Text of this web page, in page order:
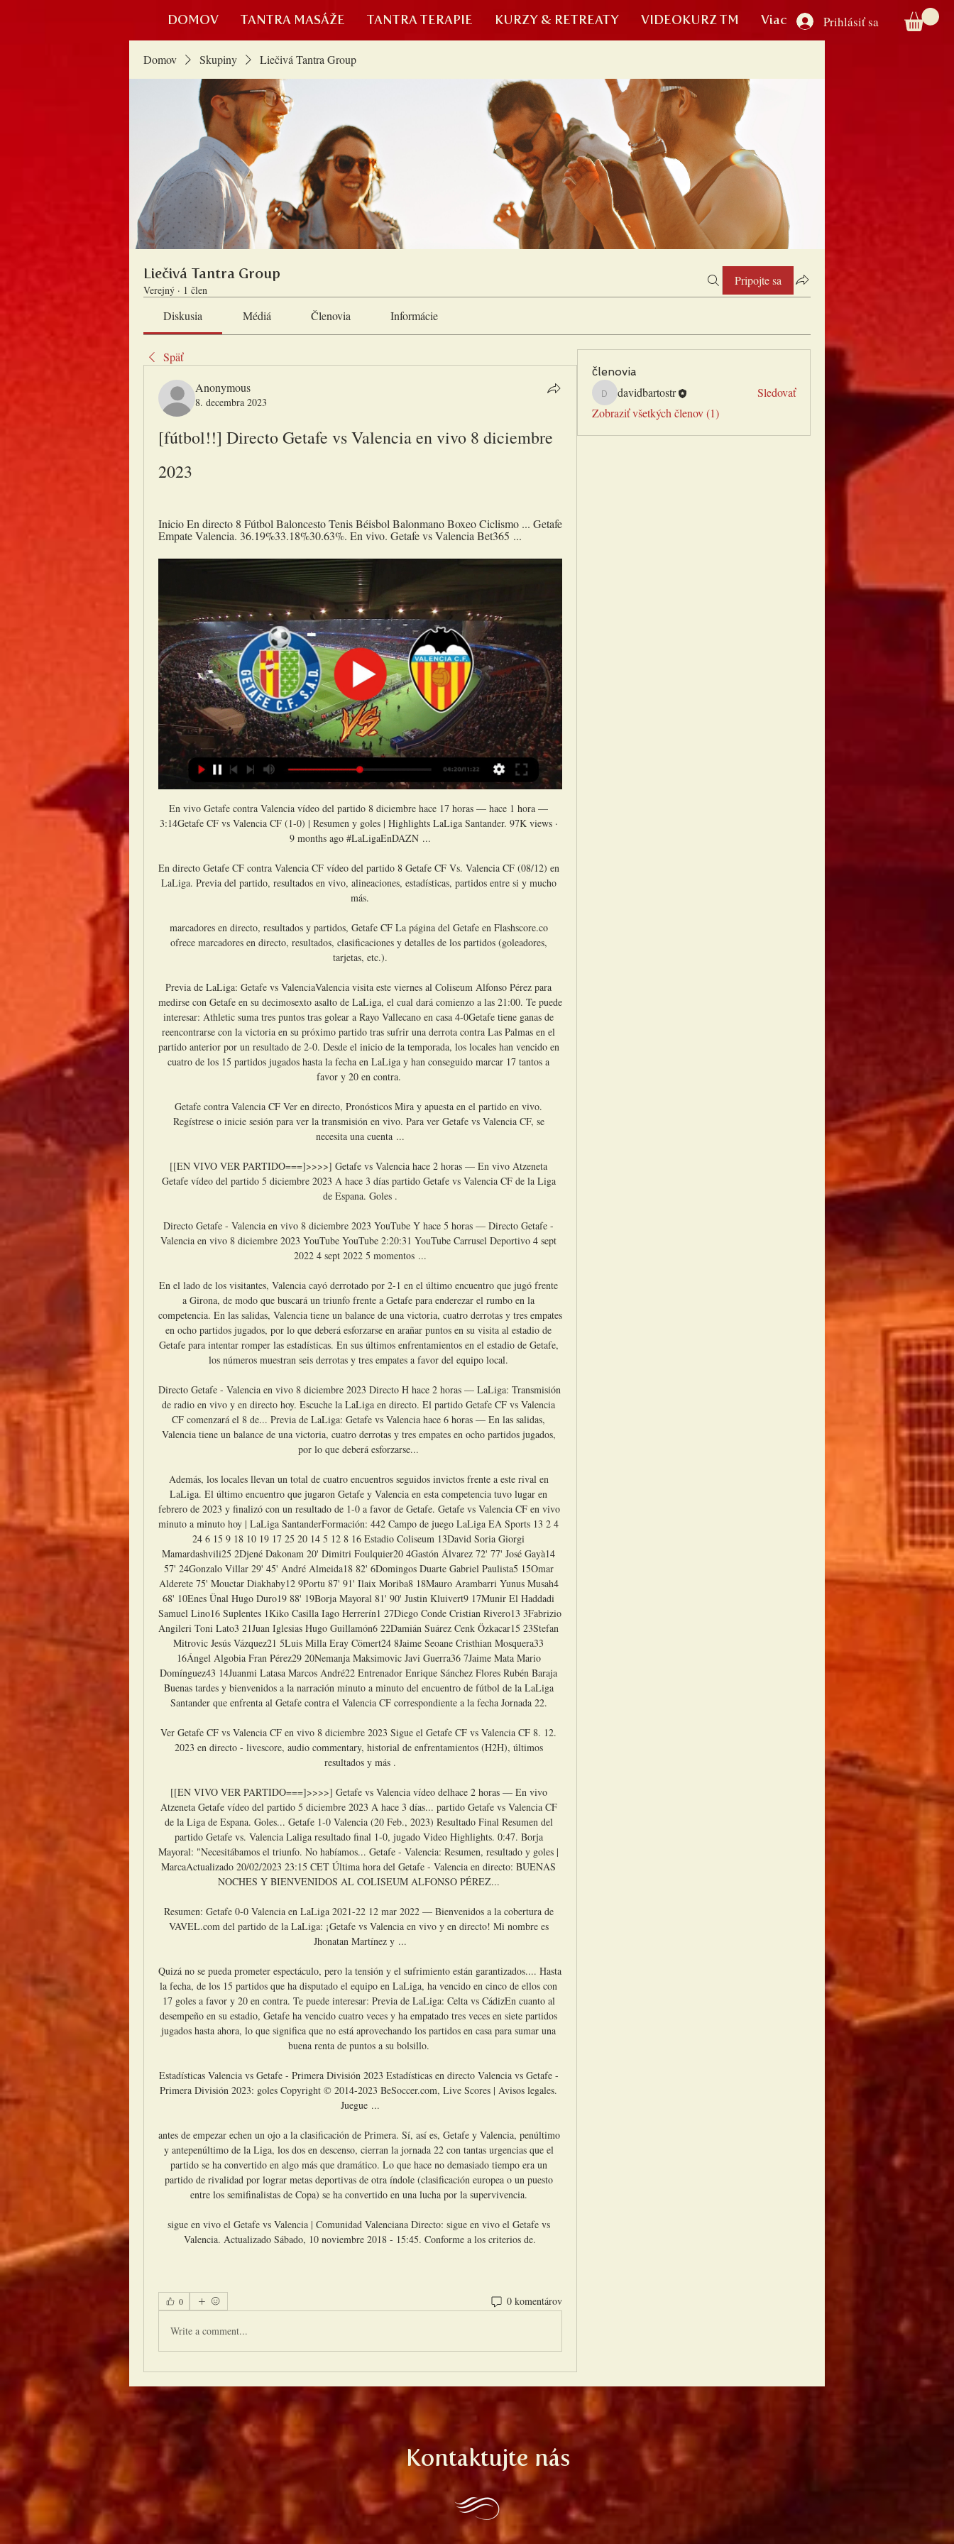
Prihlásiť sa
DOMOV TANTRA MASÁŽE TANTRA TERAPIE KURZY & RETREATY VIDEOKURZ TM Viac
Domov Skupiny Liečivá Tantra Group
Liečivá Tantra Group
Verejný · 1 člen
Pripojte sa
Diskusia Médiá Členovia Informácie
Späť
Anonymous
8. decembra 2023
[fútbol!!] Directo Getafe vs Valencia en vivo 8 diciembre
2023
Inicio En directo 8 Fútbol Baloncesto Tenis Béisbol Balonmano Boxeo Ciclismo ... Getafe
Empate Valencia. 36.19%33.18%30.63%. En vivo. Getafe vs Valencia Bet365 ...
En vivo Getafe contra Valencia vídeo del partido 8 diciembre hace 17 horas — hace 1 hora —
3:14Getafe CF vs Valencia CF (1-0) | Resumen y goles | Highlights LaLiga Santander. 97K views ·
9 months ago #LaLigaEnDAZN ...
En directo Getafe CF contra Valencia CF vídeo del partido 8 Getafe CF Vs. Valencia CF (08/12) en
LaLiga. Previa del partido, resultados en vivo, alineaciones, estadísticas, partidos entre si y mucho
más.
marcadores en directo, resultados y partidos, Getafe CF La página del Getafe en Flashscore.co
ofrece marcadores en directo, resultados, clasificaciones y detalles de los partidos (goleadores,
tarjetas, etc.).
Previa de LaLiga: Getafe vs ValenciaValencia visita este viernes al Coliseum Alfonso Pérez para
medirse con Getafe en su decimosexto asalto de LaLiga, el cual dará comienzo a las 21:00. Te puede
interesar: Athletic suma tres puntos tras golear a Rayo Vallecano en casa 4-0Getafe tiene ganas de
reencontrarse con la victoria en su próximo partido tras sufrir una derrota contra Las Palmas en el
partido anterior por un resultado de 2-0. Desde el inicio de la temporada, los locales han vencido en
cuatro de los 15 partidos jugados hasta la fecha en LaLiga y han conseguido marcar 17 tantos a
favor y 20 en contra.
Getafe contra Valencia CF Ver en directo, Pronósticos Mira y apuesta en el partido en vivo.
Regístrese o inicie sesión para ver la transmisión en vivo. Para ver Getafe vs Valencia CF, se
necesita una cuenta ...
[[EN VIVO VER PARTIDO===]>>>>] Getafe vs Valencia hace 2 horas — En vivo Atzeneta
Getafe vídeo del partido 5 diciembre 2023 A hace 3 días partido Getafe vs Valencia CF de la Liga
de Espana. Goles .
Directo Getafe - Valencia en vivo 8 diciembre 2023 YouTube Y hace 5 horas — Directo Getafe -
Valencia en vivo 8 diciembre 2023 YouTube YouTube 2:20:31 YouTube Carrusel Deportivo 4 sept
2022 4 sept 2022 5 momentos ...
En el lado de los visitantes, Valencia cayó derrotado por 2-1 en el último encuentro que jugó frente
a Girona, de modo que buscará un triunfo frente a Getafe para enderezar el rumbo en la
competencia. En las salidas, Valencia tiene un balance de una victoria, cuatro derrotas y tres empates
en ocho partidos jugados, por lo que deberá esforzarse en arañar puntos en su visita al estadio de
Getafe para intentar romper las estadísticas. En sus últimos enfrentamientos en el estadio de Getafe,
los números muestran seis derrotas y tres empates a favor del equipo local.
Directo Getafe - Valencia en vivo 8 diciembre 2023 Directo H hace 2 horas — LaLiga: Transmisión
de radio en vivo y en directo hoy. Escuche la LaLiga en directo. El partido Getafe CF vs Valencia
CF comenzará el 8 de... Previa de LaLiga: Getafe vs Valencia hace 6 horas — En las salidas,
Valencia tiene un balance de una victoria, cuatro derrotas y tres empates en ocho partidos jugados,
por lo que deberá esforzarse...
Además, los locales llevan un total de cuatro encuentros seguidos invictos frente a este rival en
LaLiga. El último encuentro que jugaron Getafe y Valencia en esta competencia tuvo lugar en
febrero de 2023 y finalizó con un resultado de 1-0 a favor de Getafe. Getafe vs Valencia CF en vivo
minuto a minuto hoy | LaLiga SantanderFormación: 442 Campo de juego LaLiga EA Sports 13 2 4
24 6 15 9 18 10 19 17 25 20 14 5 12 8 16 Estadio Coliseum 13David Soria Giorgi
Mamardashvili25 2Djené Dakonam 20' Dimitri Foulquier20 4Gastón Álvarez 72' 77' José Gayà14
57' 24Gonzalo Villar 29' 45' André Almeida18 82' 6Domingos Duarte Gabriel Paulista5 15Omar
Alderete 75' Mouctar Diakhaby12 9Portu 87' 91' Ilaix Moriba8 18Mauro Arambarri Yunus Musah4
68' 10Enes Ünal Hugo Duro19 88' 19Borja Mayoral 81' 90' Justin Kluivert9 17Munir El Haddadi
Samuel Lino16 Suplentes 1Kiko Casilla Iago Herrerín1 27Diego Conde Cristian Rivero13 3Fabrizio
Angileri Toni Lato3 21Juan Iglesias Hugo Guillamón6 22Damián Suárez Cenk Özkacar15 23Stefan
Mitrovic Jesús Vázquez21 5Luis Milla Eray Cömert24 8Jaime Seoane Cristhian Mosquera33
16Ángel Algobia Fran Pérez29 20Nemanja Maksimovic Javi Guerra36 7Jaime Mata Mario
Domínguez43 14Juanmi Latasa Marcos André22 Entrenador Enrique Sánchez Flores Rubén Baraja
Buenas tardes y bienvenidos a la narración minuto a minuto del encuentro de fútbol de la LaLiga
Santander que enfrenta al Getafe contra el Valencia CF correspondiente a la fecha Jornada 22.
Ver Getafe CF vs Valencia CF en vivo 8 diciembre 2023 Sigue el Getafe CF vs Valencia CF 8. 12.
2023 en directo - livescore, audio commentary, historial de enfrentamientos (H2H), últimos
resultados y más .
[[EN VIVO VER PARTIDO===]>>>>] Getafe vs Valencia vídeo delhace 2 horas — En vivo
Atzeneta Getafe vídeo del partido 5 diciembre 2023 A hace 3 días... partido Getafe vs Valencia CF
de la Liga de Espana. Goles... Getafe 1-0 Valencia (20 Feb., 2023) Resultado Final Resumen del
partido Getafe vs. Valencia Laliga resultado final 1-0, jugado Video Highlights. 0:47. Borja
Mayoral: "Necesitábamos el triunfo. No habíamos... Getafe - Valencia: Resumen, resultado y goles |
MarcaActualizado 20/02/2023 23:15 CET Última hora del Getafe - Valencia en directo: BUENAS
NOCHES Y BIENVENIDOS AL COLISEUM ALFONSO PÉREZ...
Resumen: Getafe 0-0 Valencia en LaLiga 2021-22 12 mar 2022 — Bienvenidos a la cobertura de
VAVEL.com del partido de la LaLiga: ¡Getafe vs Valencia en vivo y en directo! Mi nombre es
Jhonatan Martínez y ...
Quizá no se pueda prometer espectáculo, pero la tensión y el sufrimiento están garantizados.... Hasta
la fecha, de los 15 partidos que ha disputado el equipo en LaLiga, ha vencido en cinco de ellos con
17 goles a favor y 20 en contra. Te puede interesar: Previa de LaLiga: Celta vs CádizEn cuanto al
desempeño en su estadio, Getafe ha vencido cuatro veces y ha empatado tres veces en siete partidos
jugados hasta ahora, lo que significa que no está aprovechando los partidos en casa para sumar una
buena renta de puntos a su bolsillo.
Estadísticas Valencia vs Getafe - Primera División 2023 Estadísticas en directo Valencia vs Getafe -
Primera División 2023: goles Copyright © 2014-2023 BeSoccer.com, Live Scores | Avisos legales.
Juegue ...
antes de empezar echen un ojo a la clasificación de Primera. Sí, así es, Getafe y Valencia, penúltimo
y antepenúltimo de la Liga, los dos en descenso, cierran la jornada 22 con tantas urgencias que el
partido se ha convertido en algo más que dramático. Lo que hace no demasiado tiempo era un
partido de rivalidad por lograr metas deportivas de otra índole (clasificación europea o un puesto
entre los semifinalistas de Copa) se ha convertido en una lucha por la supervivencia.
sigue en vivo el Getafe vs Valencia | Comunidad Valenciana Directo: sigue en vivo el Getafe vs
Valencia. Actualizado Sábado, 10 noviembre 2018 - 15:45. Conforme a los criterios de.
0 0 komentárov
Write a comment...
členovia
davidbartostr
davidbartostr
Sledovať
Zobraziť všetkých členov (1)
Kontaktujte nás